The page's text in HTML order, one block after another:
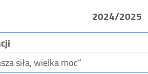
2024/2025
siła, wielka moc”